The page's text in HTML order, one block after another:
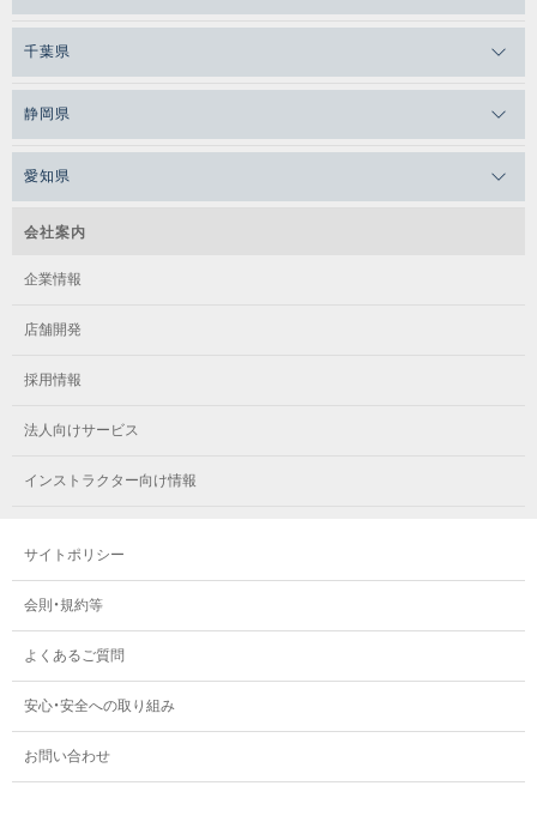
千葉県
静岡県
愛知県
会社案内
企業情報
店舗開発
採用情報
法人向けサービス
インストラクター向け情報
サイトポリシー
会則・規約等
よくあるご質問
安心・安全への取り組み
お問い合わせ